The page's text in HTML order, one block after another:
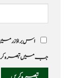
اس براؤزر میں
جب میں تبصرہ